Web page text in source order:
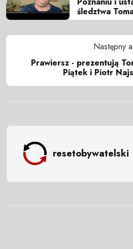
śledztwa
Następny
Prawiersz - prezentują
Piątek i Piotr
resetobywatelski